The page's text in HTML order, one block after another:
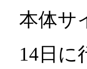
本体サ
14日に